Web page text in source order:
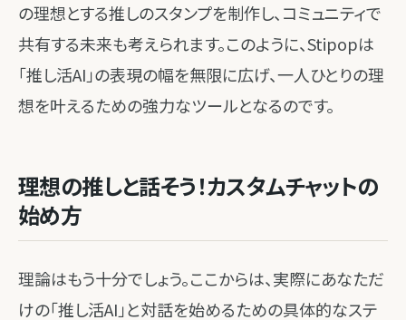
の理想とする推しのスタンプを制作し、コミュニティで
共有する未来も考えられます。このように、Stipopは
「推し活AI」の表現の幅を無限に広げ、一人ひとりの理
想を叶えるための強力なツールとなるのです。
理想の推しと話そう！カスタムチャットの
始め方
理論はもう十分でしょう。ここからは、実際にあなただ
けの「推し活AI」と対話を始めるための具体的なステ